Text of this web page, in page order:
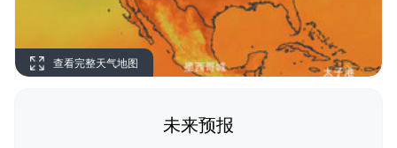
查看完整天气地图
未来预报